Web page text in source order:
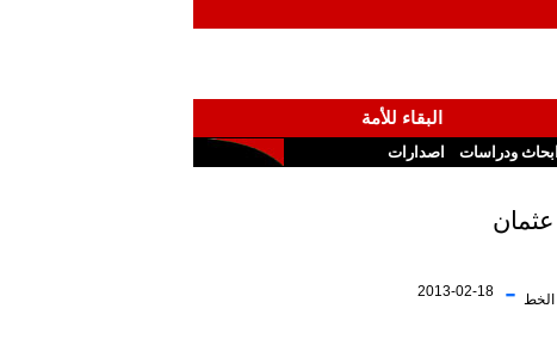
البقاء للأمة
ابحاث ودراسات اصدارات
-
2013-02-18